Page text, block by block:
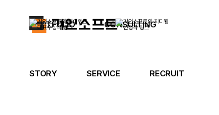
PORTFOLIO CONSULTING
STORY SERVICE RECRUIT